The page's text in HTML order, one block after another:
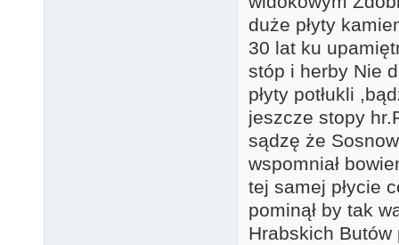
duże płyty
30 lat ku
stóp i herby Nie
płyty potłukli
jeszcze stopy
sądzę że
wspomniał
tej samej płycie
pominął by tak
Hrabskich Butów